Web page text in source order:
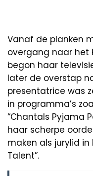
Vanaf de planken
overgang naar het
begon haar
later de overstap
presentatrice was
in programma’s
“Chantals Pyjama
haar scherpe
maken als jurylid in
Talent”.